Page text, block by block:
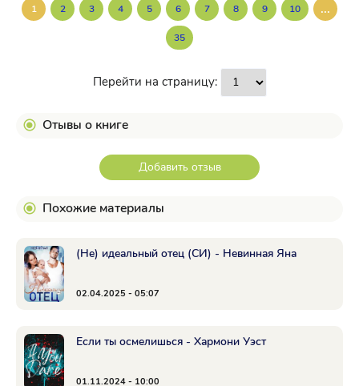
1 2 3 4 5 6 7 8 9 10 ...
35
Перейти на страницу:
Отывы о книге
Добавить отзыв
Похожие материалы
(Не) идеальный отец (СИ) - Невинная Яна
02.04.2025 - 05:07
Если ты осмелишься - Хармони Уэст
01.11.2024 - 10:00